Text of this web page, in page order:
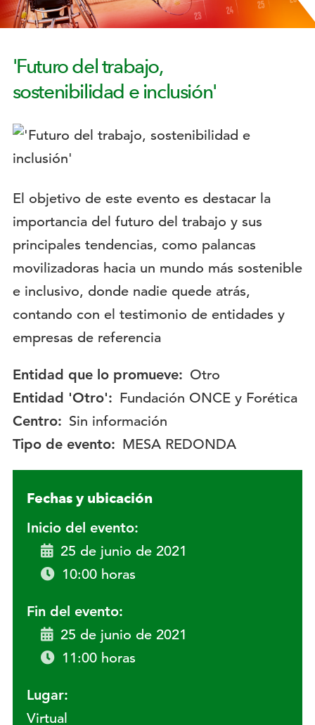
'Futuro del trabajo,
sostenibilidad e inclusión'
Logotipo:
Descripción:
El objetivo de este evento es destacar la
importancia del futuro del trabajo y sus
principales tendencias, como palancas
movilizadoras hacia un mundo más sostenible
e inclusivo, donde nadie quede atrás,
contando con el testimonio de entidades y
empresas de referencia
Entidad que lo promueve: Otro
Entidad 'Otro': Fundación ONCE y Forética
Centro: Sin información
Tipo de evento: MESA REDONDA
Fechas y ubicación
Inicio del evento:
25 de junio de 2021
10:00 horas
Fin del evento:
25 de junio de 2021
11:00 horas
Lugar:
Virtual